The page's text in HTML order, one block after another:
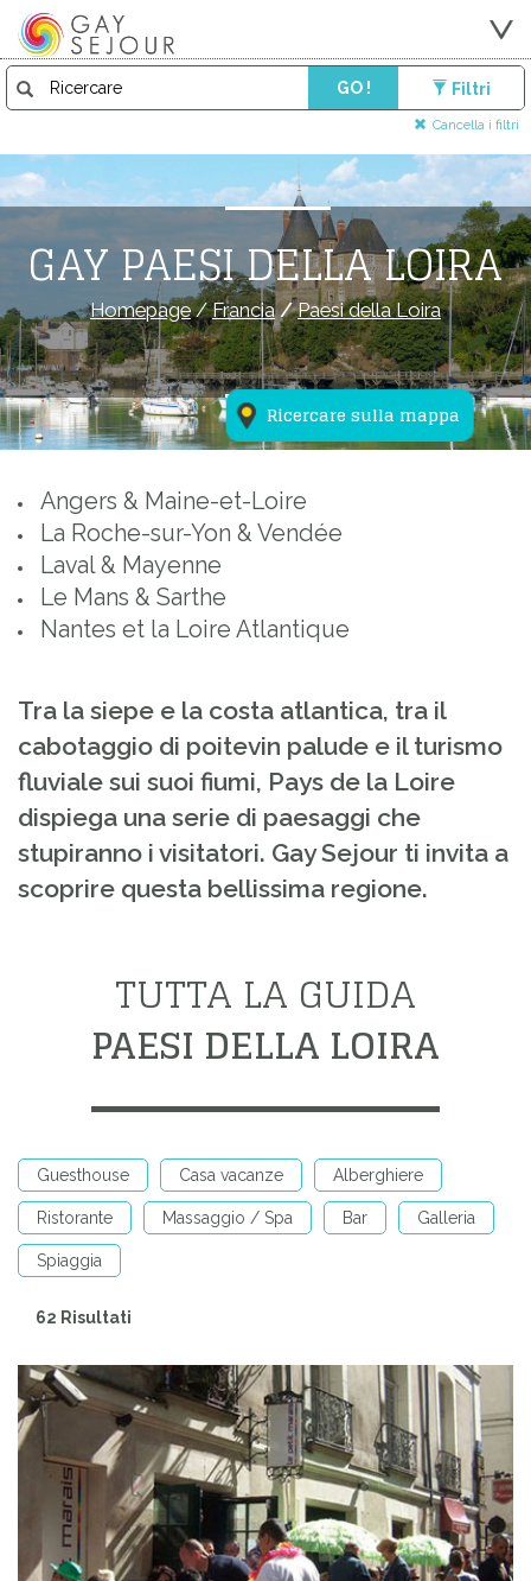
GO ! Filtri
Cancella i filtri
Ricercare sulla mappa
GAY PAESI DELLA LOIRA
Homepage/Francia/Paesi della Loira
Angers & Maine-et-Loire
La Roche-sur-Yon & Vendée
Laval & Mayenne
Le Mans & Sarthe
Nantes et la Loire Atlantique
Tra la siepe e la costa atlantica, tra il
cabotaggio di poitevin palude e il turismo
fluviale sui suoi fiumi, Pays de la Loire
dispiega una serie di paesaggi che
stupiranno i visitatori. Gay Sejour ti invita a
scoprire questa bellissima regione.
TUTTA LA GUIDA
PAESI DELLA LOIRA
Guesthouse Casa vacanze Alberghiere
Ristorante Massaggio / Spa Bar Galleria
Spiaggia
62 Risultati